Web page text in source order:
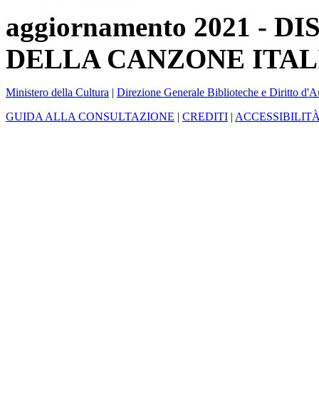
aggiornamento 2021 -
DELLA CANZONE
Ministero della Cultura | Direzione Generale Biblioteche e Diritto
GUIDA ALLA CONSULTAZIONE | CREDITI |